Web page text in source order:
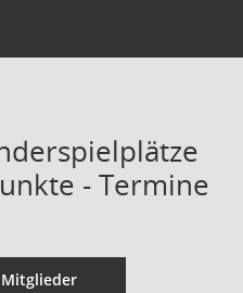
- Termine
Mitglieder